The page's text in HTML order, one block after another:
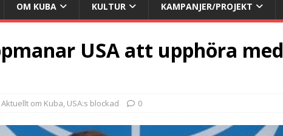
OM KUBA KULTUR KAMPANJER/PROJEKT
USA att upphöra med
Aktuellt om Kuba, USA:s blockad 0